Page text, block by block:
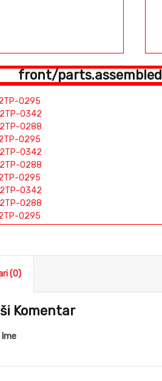
front/parts.assembled
0295
0342
0288
0295
0342
0288
0295
0342
0288
0295
0295
0342
0288
0295
0342
0288
0071
0071
(0)
Komentar